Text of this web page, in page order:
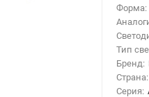
Форма:
Тип
Бренд:
Страна:
Серия: